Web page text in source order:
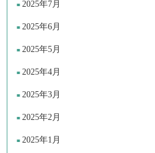
2025年7月
2025年6月
2025年5月
2025年4月
2025年3月
2025年2月
2025年1月